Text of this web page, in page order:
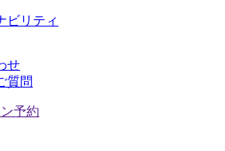
ビリティ
せ
質問
予約